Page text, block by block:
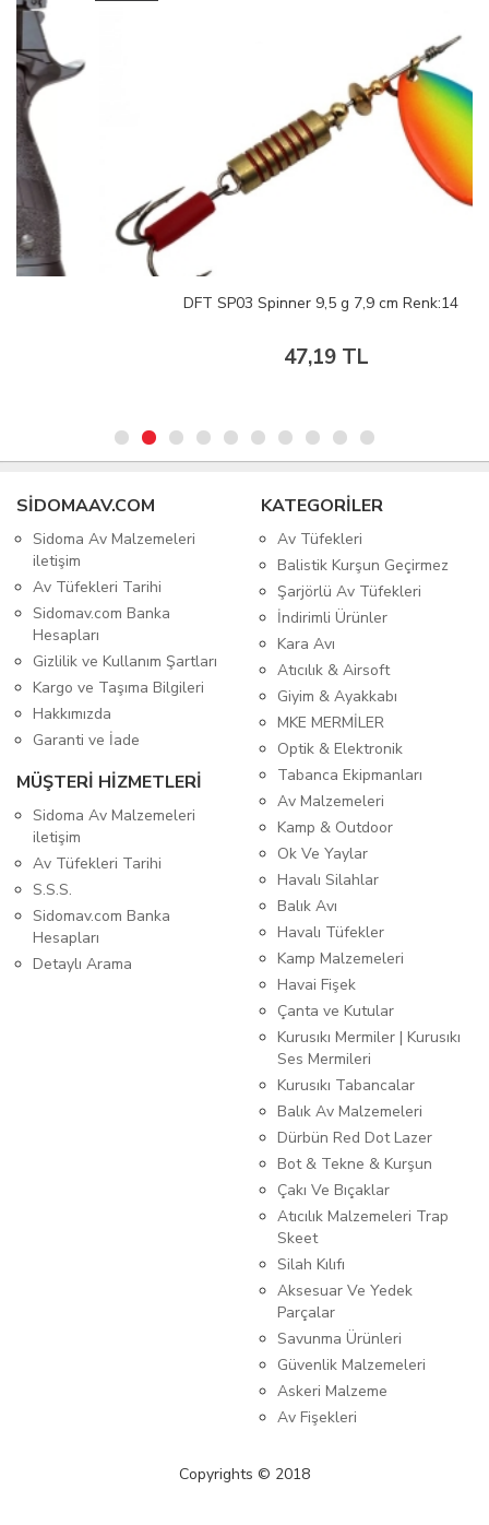
DFT SP03 Spinner 9,5 g 7,9 cm Renk:14
47,19 TL
SIDOMAAV.COM
Sidoma Av Malzemeleri
iletişim
Av Tüfekleri Tarihi
Sidomav.com Banka
Hesapları
Gizlilik ve Kullanım Şartları
Kargo ve Taşıma Bilgileri
Hakkımızda
Garanti ve İade
MÜŞTERİ HİZMETLERİ
Sidoma Av Malzemeleri
iletişim
Av Tüfekleri Tarihi
S.S.S.
Sidomav.com Banka
Hesapları
Detaylı Arama
KATEGORİLER
Av Tüfekleri
Balistik Kurşun Geçirmez
Şarjörlü Av Tüfekleri
İndirimli Ürünler
Kara Avı
Atıcılık & Airsoft
Giyim & Ayakkabı
MKE MERMİLER
Optik & Elektronik
Tabanca Ekipmanları
Av Malzemeleri
Kamp & Outdoor
Ok Ve Yaylar
Havalı Silahlar
Balık Avı
Havalı Tüfekler
Kamp Malzemeleri
Havai Fişek
Çanta ve Kutular
Kurusıkı Mermiler | Kurusıkı
Ses Mermileri
Kurusıkı Tabancalar
Balık Av Malzemeleri
Dürbün Red Dot Lazer
Bot & Tekne & Kurşun
Çakı Ve Bıçaklar
Atıcılık Malzemeleri Trap
Skeet
Silah Kılıfı
Aksesuar Ve Yedek
Parçalar
Savunma Ürünleri
Güvenlik Malzemeleri
Askeri Malzeme
Av Fişekleri
Copyrights © 2018